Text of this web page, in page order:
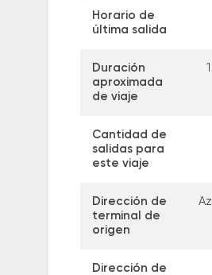
Horario de
última salida
Duración
aproximada
de viaje
Cantidad de
salidas para
este viaje
Dirección de
terminal de
origen
Dirección de